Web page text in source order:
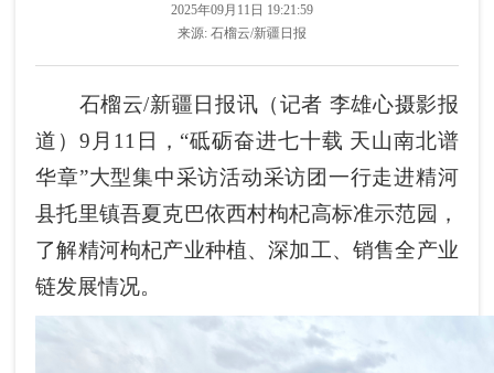
2025年09月11日 19:21:59
来源:石榴云/新疆日报
石榴云/新疆日报讯（记者 李雄心摄影报
道）9月11日，“砥砺奋进七十载 天山南北谱
华章”大型集中采访活动采访团一行走进精河
县托里镇吾夏克巴依西村枸杞高标准示范园，
了解精河枸杞产业种植、深加工、销售全产业
链发展情况。